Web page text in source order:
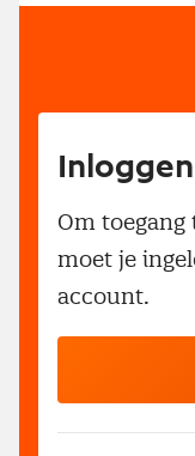
Inloggen
Om
moet je
account.